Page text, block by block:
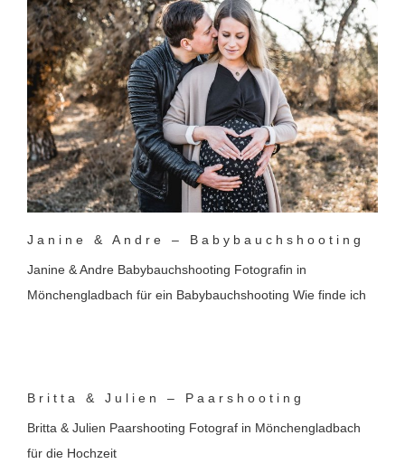
Janine & Andre – Babybauchshooting
Janine & Andre Babybauchshooting Fotografin in
Mönchengladbach für ein Babybauchshooting Wie finde ich
Britta & Julien – Paarshooting
Britta & Julien Paarshooting Fotograf in Mönchengladbach
für die Hochzeit